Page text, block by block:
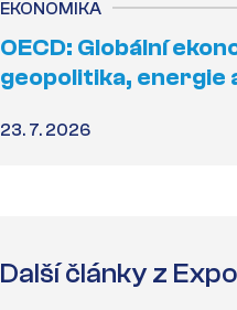
EKONOMIKA
OECD: Globální
geopolitika, energie
23. 7. 2026
Další články z